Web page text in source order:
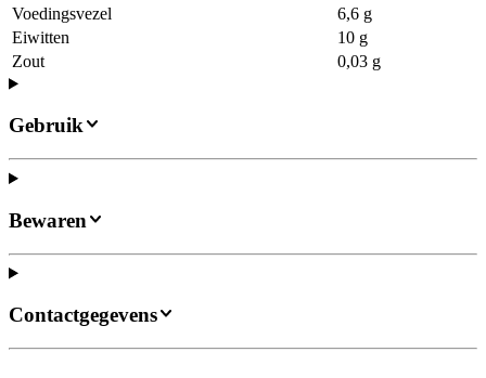
Voedingsvezel
6,6 g
Eiwitten
10 g
Zout
0,03 g
Gebruik
Bewaren
Contactgegevens